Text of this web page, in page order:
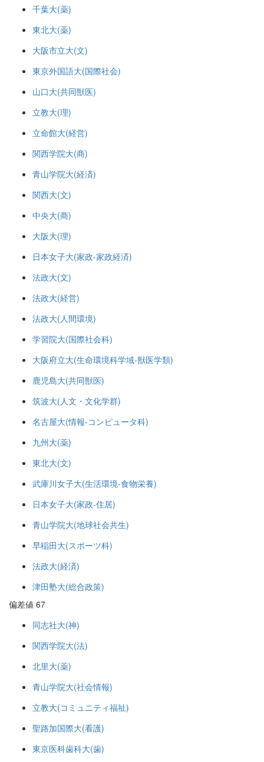
千葉大(薬)
東北大(薬)
大阪市立大(文)
東京外国語大(国際社会)
山口大(共同獣医)
立教大(理)
立命館大(経営)
関西学院大(商)
青山学院大(経済)
関西大(文)
中央大(商)
大阪大(理)
日本女子大(家政-家政経済)
法政大(文)
法政大(経営)
法政大(人間環境)
学習院大(国際社会科)
大阪府立大(生命環境科学域-獣医学類)
鹿児島大(共同獣医)
筑波大(人文・文化学群)
名古屋大(情報-コンピュータ科)
九州大(薬)
東北大(文)
武庫川女子大(生活環境-食物栄養)
日本女子大(家政-住居)
青山学院大(地球社会共生)
早稲田大(スポーツ科)
法政大(経済)
津田塾大(総合政策)
偏差値 67
同志社大(神)
関西学院大(法)
北里大(薬)
青山学院大(社会情報)
立教大(コミュニティ福祉)
聖路加国際大(看護)
東京医科歯科大(歯)